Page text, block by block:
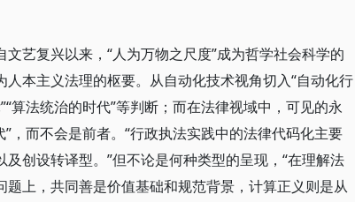
艺复兴以来，“人为万物之尺度”成为哲学社会科学的
本主义法理的枢要。从自动化技术视角切入“自动化行
算法统治的时代”等判断；而在法律视域中，可见的永
，而不会是前者。“行政执法实践中的法律代码化主要
创设转译型。”但不论是何种类型的呈现，“在理解法
上，共同善是价值基础和规范背景，计算正义则是从